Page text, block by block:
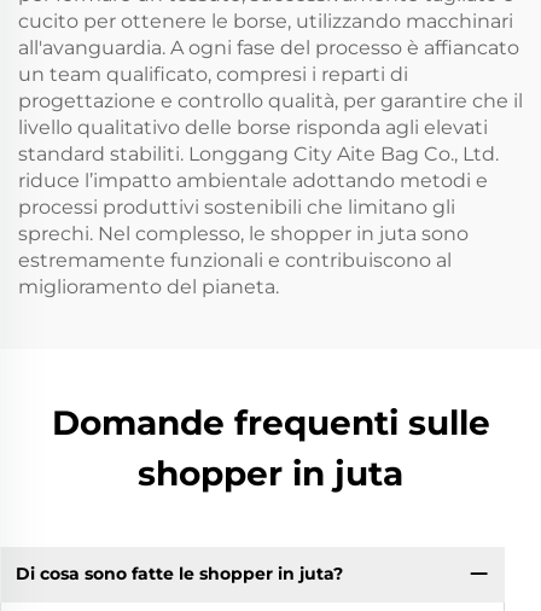
cucito per ottenere le borse, utilizzando macchinari
all'avanguardia. A ogni fase del processo è affiancato
un team qualificato, compresi i reparti di
progettazione e controllo qualità, per garantire che il
livello qualitativo delle borse risponda agli elevati
standard stabiliti. Longgang City Aite Bag Co., Ltd.
riduce l’impatto ambientale adottando metodi e
processi produttivi sostenibili che limitano gli
sprechi. Nel complesso, le shopper in juta sono
estremamente funzionali e contribuiscono al
miglioramento del pianeta.
Domande frequenti sulle
shopper in juta
Di cosa sono fatte le shopper in juta?